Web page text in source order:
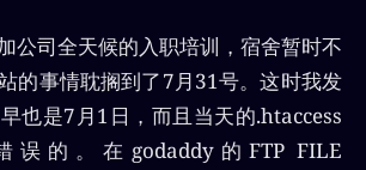
公司全天候的入职培训，宿舍暂时不
的事情耽搁到了7月31号。这时我发
也是7月1日，而且当天的.htaccess
的。在godaddy的FTP FILE